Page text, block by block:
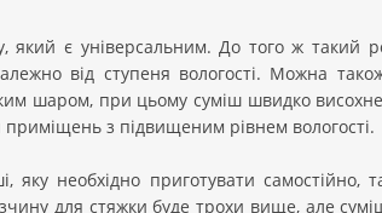
який є універсальним. До того ж такий
від ступеня вологості. Можна
шаром, при цьому суміш швидко висохне
приміщень з підвищеним рівнем вологості.
необхідно приготувати самостійно,
для стяжки буде трохи вище, але